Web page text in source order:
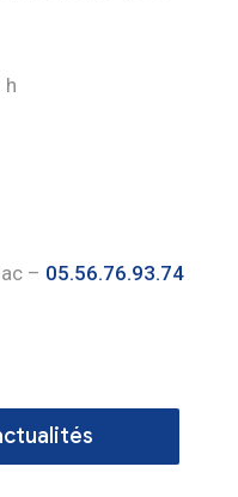
h
– 05.56.76.93.74